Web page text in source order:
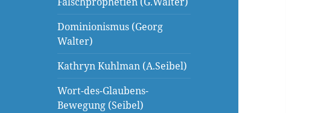
Dominionismus (Georg
Walter)
Kathryn Kuhlman (A.Seibel)
Wort-des-Glaubens-
Bewegung (Seibel)